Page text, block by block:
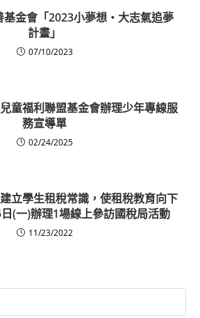
基金會「2023小夢想‧大志氣追夢
計畫」
07/10/2023
童福利聯盟基金會辦理少年專線服
務宣導單
02/24/2025
立學生租稅常識，使租稅教育向下
(一)辦理1場線上參訪國稅局活動
11/23/2022